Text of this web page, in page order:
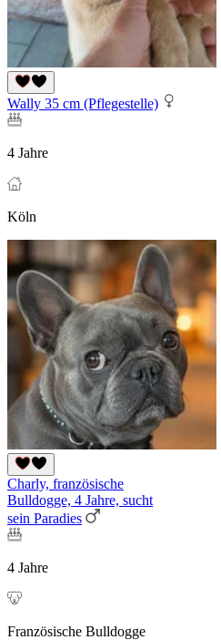
Wally 35 cm (Pflegestelle)
4 Jahre
Köln
Charly, französische
Bulldogge, 4 Jahre, sucht
sein Paradies
4 Jahre
Französische Bulldogge